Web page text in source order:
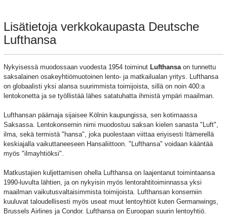
Lisätietoja verkkokaupasta Deutsche
Lufthansa
Nykyisessä muodossaan vuodesta 1954 toiminut Lufthansaon tunnettu
saksalainen osakeyhtiömuotoinen lento- ja matkailualan yritys. Lufthansa
on globaalisti yksi alansa suurimmista toimijoista, sillä on noin 400:a
lentokonetta ja se työllistää lähes satatuhatta ihmistä ympäri maailman.
Lufthansan päämaja sijaisee Kölnin kaupungissa, sen kotimaassa
Saksassa. Lentokonsernin nimi muodostuu saksan kielen sanasta "Luft",
ilma, sekä termistä "hansa", joka puolestaan viittaa eriyisesti Itämerellä
keskiajalla vaikuttaneeseen Hansaliittoon. "Lufthansa" voidaan kääntää
myös "ilmayhtiöksi".
Matkustajien kuljettamisen ohella Lufthansa on laajentanut toimintaansa
1990-luvulta lähtien, ja on nykyisin myös lentorahtitoiminnassa yksi
maailman vaikutusvaltaisimmista toimijoista. Lufthansan konserniin
kuuluvat taloudellisesti myös useat muut lentoyhtiöt kuten Germanwings,
Brussels Airlines ja Condor. Lufthansa on Euroopan suurin lentoyhtiö.